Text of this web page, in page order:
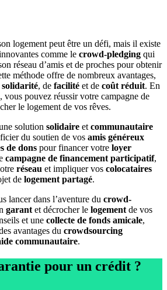
logement peut être un défi, mais il existe
comme le crowd-pledging qui
réseau d’amis et de proches pour obtenir
méthode offre de nombreux avantages,
solidarité, de facilité et de coût réduit. En
vous pouvez réussir votre campagne de
le logement de vos rêves.
solution solidaire et communautaire
du soutien de vos amis généreux
de dons pour financer votre loyer
campagne de financement participatif,
réseau et impliquer vos colocataires
de logement partagé.
lancer dans l’aventure du crowd-
garant et décrocher le logement de vos
et une collecte de fonds amicale,
avantages du crowdsourcing
communautaire.
pour un crédit ?